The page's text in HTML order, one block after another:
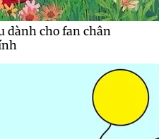
dành cho fan chân